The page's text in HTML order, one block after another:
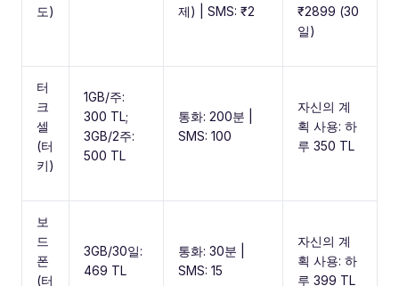
도)
제) | SMS: ₹2
₹2899 (30
일)
터
크
셀
(터
키)
1GB/주:
300 TL;
3GB/2주:
500 TL
통화: 200분 |
SMS: 100
자신의 계
획 사용: 하
루 350 TL
보
드
폰
(터
3GB/30일:
469 TL
통화: 30분 |
SMS: 15
자신의 계
획 사용: 하
루 399 TL